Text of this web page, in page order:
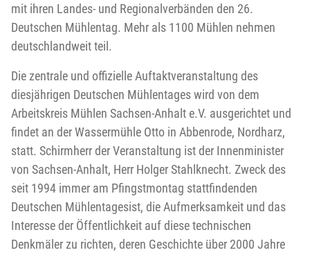
mit ihren Landes- und Regionalverbänden den 26.
Deutschen Mühlentag. Mehr als 1100 Mühlen nehmen
deutschlandweit teil.
Die zentrale und offizielle Auftaktveranstaltung des
diesjährigen Deutschen Mühlentages wird von dem
Arbeitskreis Mühlen Sachsen-Anhalt e.V. ausgerichtet und
findet an der Wassermühle Otto in Abbenrode, Nordharz,
statt. Schirmherr der Veranstaltung ist der Innenminister
von Sachsen-Anhalt, Herr Holger Stahlknecht. Zweck des
seit 1994 immer am Pfingstmontag stattfindenden
Deutschen Mühlentagesist, die Aufmerksamkeit und das
Interesse der Öffentlichkeit auf diese technischen
Denkmäler zu richten, deren Geschichte über 2000 Jahre